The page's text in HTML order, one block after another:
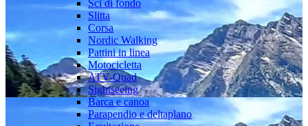
Sci di fondo
Slitta
Corsa
Nordic Walking
Pattini in linea
Motocicletta
ATV-Quad
Sightseeing
Barca e canoa
Parapendio e deltaplano